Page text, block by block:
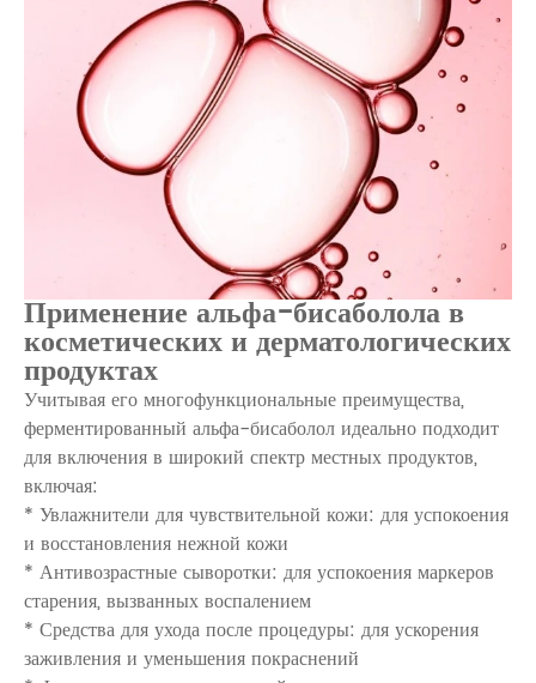
Применение альфа-бисаболола в
косметических и дерматологических
продуктах
Учитывая его многофункциональные преимущества,
ферментированный альфа-бисаболол идеально подходит
для включения в широкий спектр местных продуктов,
включая:
* Увлажнители для чувствительной кожи: для успокоения
и восстановления нежной кожи
* Антивозрастные сыворотки: для успокоения маркеров
старения, вызванных воспалением
* Средства для ухода после процедуры: для ускорения
заживления и уменьшения покраснений